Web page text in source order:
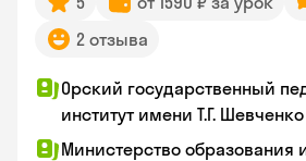
2 отзыва
Орский государственный
институт имени Т.Г. Шевченко
Министерство образования